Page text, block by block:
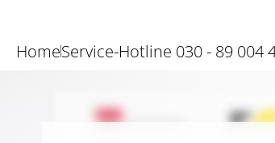
HomeService-Hotline 030 - 89 004